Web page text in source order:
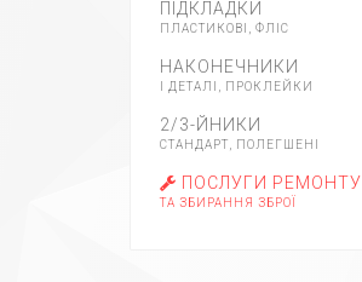
ПІДКЛАДКИ
ПЛАСТИКОВІ, ФЛІС
НАКОНЕЧНИКИ
І ДЕТАЛІ, ПРОКЛЕЙКИ
2/3-ЙНИКИ
СТАНДАРТ, ПОЛЕГШЕНІ
ПОСЛУГИ РЕМОНТУ
ТА ЗБИРАННЯ ЗБРОЇ